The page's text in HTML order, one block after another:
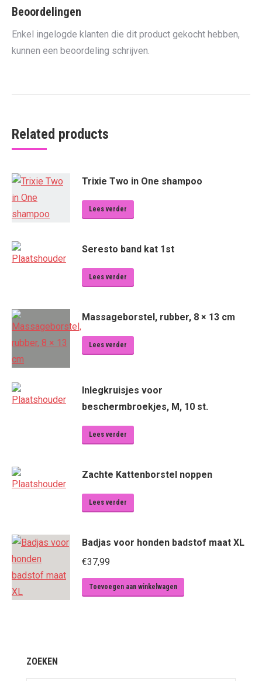
Beoordelingen
Enkel ingelogde klanten die dit product gekocht hebben,
kunnen een beoordeling schrijven.
Related products
Trixie Two in One shampoo
Lees verder
Seresto band kat 1st
Lees verder
Massageborstel, rubber, 8 × 13 cm
Lees verder
Inlegkruisjes voor
beschermbroekjes, M, 10 st.
Lees verder
Zachte Kattenborstel noppen
Lees verder
Badjas voor honden badstof maat XL
€37,99
Toevoegen aan winkelwagen
ZOEKEN